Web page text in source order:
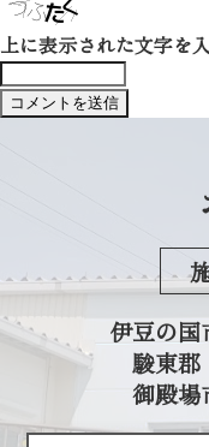
上に表示された文字を
伊豆の国
駿東郡
御殿場